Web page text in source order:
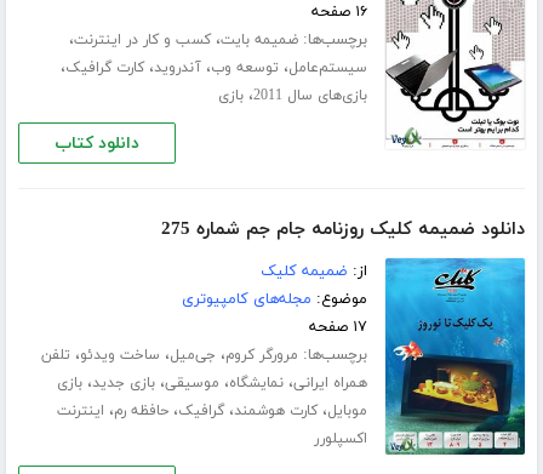
۱۶ صفحه
برچسب‌ها:ضمیمه بایت،کسب و کار در اینترنت،
سیستم‌عامل، توسعه وب،آندروید،کارت‌ گرافیک،
بازی‌های سال 2011 ،بازی‌
دانلود کتاب
دانلود ضمیمه کلیک روزنامه جام جم شماره 275
از: ضمیمه کلیک
موضوع: مجله‌های کامپیوتری
۱۷ صفحه
برچسب‌ها: مرورگر کروم، جی‌میل، ساخت ویدئو، تلفن
همراه ایرانی،نمایشگاه، موسیقی،بازی جدید،بازی
موبایل،کارت هوشمند،گرافیک،حافظه رم، اینترنت
اکسپلورر